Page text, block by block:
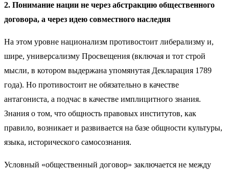
2. Понимание нации не через абстракцию общественного
договора, а через идею совместного наследия
На этом уровне национализм противостоит либерализму и,
шире, универсализму Просвещения (включая и тот строй
мысли, в котором выдержана упомянутая Декларация 1789
года). Но противостоит не обязательно в качестве
антагониста, а подчас в качестве имплицитного знания.
Знания о том, что общность правовых институтов, как
правило, возникает и развивается на базе общности культуры,
языка, исторического самосознания.
Условный «общественный договор» заключается не между